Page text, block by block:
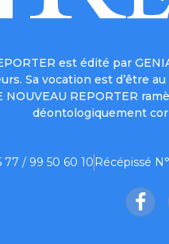
est édité par
Sa vocation est d’être
REPORTER
déontologiquement
77 / 99 50 60 10 Récépissé